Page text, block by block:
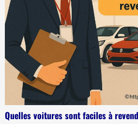
Quelles voitures sont faciles à